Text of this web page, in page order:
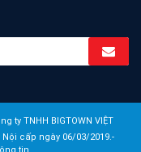
ty TNHH BIGTOWN VIỆT
Nội cấp ngày 06/03/2019.-